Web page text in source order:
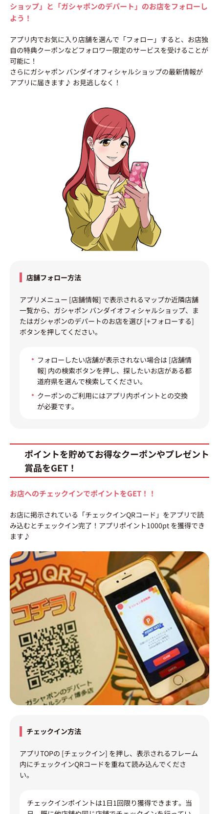
ショップ」と「ガシャポンのデパート」のお店をフォローし
よう！
アプリ内でお気に入り店舗を選んで「フォロー」すると、お店独
自の特典クーポンなどフォロワー限定のサービスを受けることが
可能に！
さらにガシャポン バンダイオフィシャルショップの最新情報が
アプリに届きます♪ お見逃しなく！
店舗フォロー方法
アプリメニュー [店舗情報] で表示されるマップか近隣店舗
一覧から、ガシャポン バンダイオフィシャルショップ、ま
たはガシャポンのデパートのお店を選び [+フォローする]
ボタンを押してください。
フォローしたい店舗が表示されない場合は [店舗情
報] 内の検索ボタンを押し、探したいお店がある都
道府県を選んで検索してください。
クーポンのご利用にはアプリ内ポイントとの交換
が必要です。
ポイントを貯めてお得なクーポンやプレゼント
賞品をGET！
お店へのチェックインでポイントをGET！！
お店に掲示されている「チェックインQRコード」をアプリで読
み込むとチェックイン完了！アプリポイント1000pt を獲得でき
ます♪
チェックイン方法
アプリTOPの [チェックイン] を押し、表示されるフレーム
内にチェックインQRコードを重ねて読み込んでくださ
い。
チェックインポイントは1日1回限り獲得できます。当